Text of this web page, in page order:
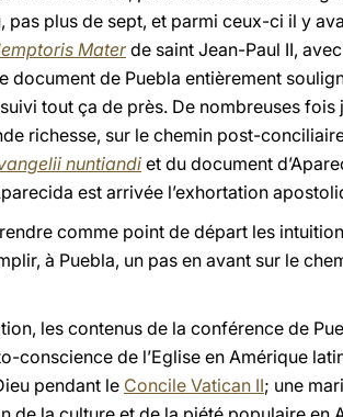
pas plus de sept, et parmi ceux-ci il y
Materde saint Jean-Paul II,
document de Puebla entièrement
tout ça de près. De nombreuses fois
richesse, sur le chemin post-
nuntiandiet du document
est arrivée l’exhortation
comme point de départ les
à Puebla, un pas en avant sur le
les contenus de la conférence de
conscience de l’Eglise en Amérique
pendant le Concile Vatican II; une